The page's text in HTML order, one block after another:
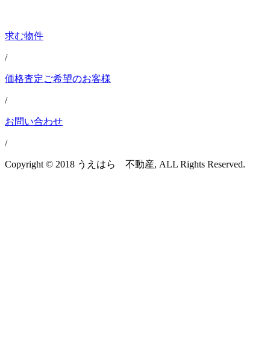
求む物件
/
価格査定ご希望のお客様
/
お問い合わせ
/
Copyright © 2018 うえはら 不動産, ALL Rights Reserved.